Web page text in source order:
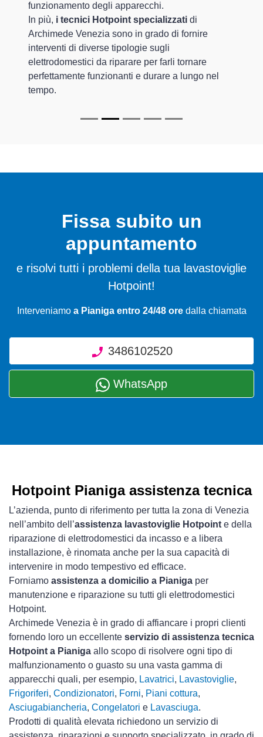
funzionamento degli apparecchi.
In più, i tecnici Hotpoint specializzati di
Archimede Venezia sono in grado di fornire
interventi di diverse tipologie sugli
elettrodomestici da riparare per farli tornare
perfettamente funzionanti e durare a lungo nel
tempo.
Fissa subito un
appuntamento
e risolvi tutti i problemi della tua lavastoviglie
Hotpoint!
Interveniamo a Pianiga entro 24/48 oredalla chiamata
3486102520
WhatsApp
Hotpoint Pianiga assistenza tecnica
L’azienda, punto di riferimento per tutta la zona di Venezia
nell’ambito dell’assistenza lavastoviglie Hotpoint e della
riparazione di elettrodomestici da incasso e a libera
installazione, è rinomata anche per la sua capacità di
intervenire in modo tempestivo ed efficace.
Forniamo assistenza a domicilio a Pianiga per
manutenzione e riparazione su tutti gli elettrodomestici
Hotpoint.
Archimede Venezia è in grado di affiancare i propri clienti
fornendo loro un eccellente servizio di assistenza tecnica
Hotpoint a Pianiga allo scopo di risolvere ogni tipo di
malfunzionamento o guasto su una vasta gamma di
apparecchi quali, per esempio, Lavatrici, Lavastoviglie,
Frigoriferi, Condizionatori, Forni, Piani cottura,
Asciugabiancheria, Congelatori e Lavasciuga.
Prodotti di qualità elevata richiedono un servizio di